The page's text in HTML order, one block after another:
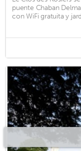
puente Chaban
con WiFi gratuita y